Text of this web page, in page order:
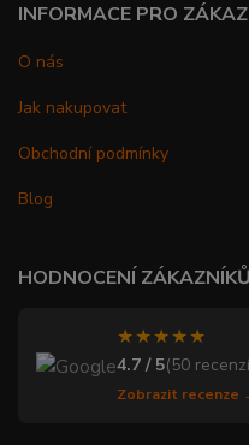
INFORMACE PRO
O nás
Jak nakupovat
Obchodní podmínky
Blog
HODNOCENÍ ZÁKAZNÍKŮ
★★★★★
4.7 / 5(50
Zobrazit recenze